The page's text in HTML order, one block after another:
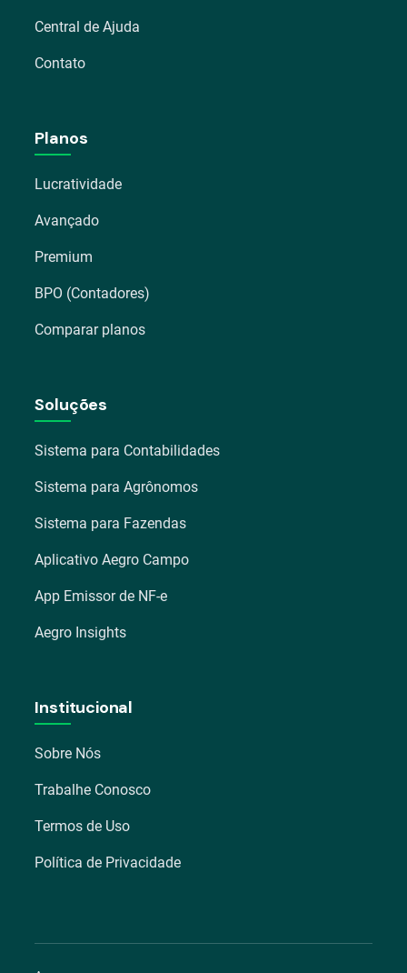
Central de Ajuda
Contato
Planos
Lucratividade
Avançado
Premium
BPO (Contadores)
Comparar planos
Soluções
Sistema para Contabilidades
Sistema para Agrônomos
Sistema para Fazendas
Aplicativo Aegro Campo
App Emissor de NF-e
Aegro Insights
Institucional
Sobre Nós
Trabalhe Conosco
Termos de Uso
Política de Privacidade